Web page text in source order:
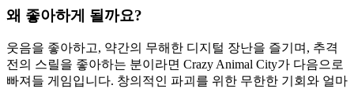
왜 좋아하게 될까요?
웃음을 좋아하고, 약간의 무해한 디지털 장난을 즐기며, 추격
전의 스릴을 좋아하는 분이라면 Crazy Animal City가 다음으로
빠져들 게임입니다. 창의적인 파괴를 위한 무한한 기회와 얼마